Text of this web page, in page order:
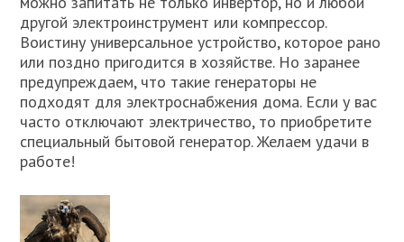
другой электроинструмент или компрессор.
Воистину универсальное устройство, которое рано
или поздно пригодится в хозяйстве. Но заранее
предупреждаем, что такие генераторы не
подходят для электроснабжения дома. Если у вас
часто отключают электричество, то приобретите
специальный бытовой генератор. Желаем удачи в
работе!